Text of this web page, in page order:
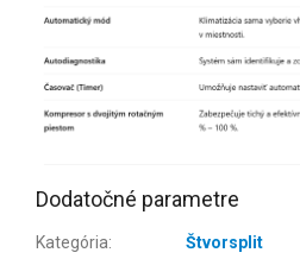
Dodatočné parametre
Kategória:
Štvorsplit